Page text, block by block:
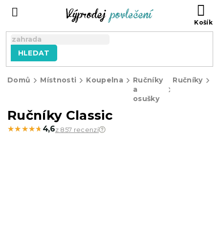
HLEDAT
Domů Místnosti Koupelna
Ručníky
a
osušky
Ručníky
Ručníky Classic
★★★★★
★★★★★ 4,6z 857 recenzí